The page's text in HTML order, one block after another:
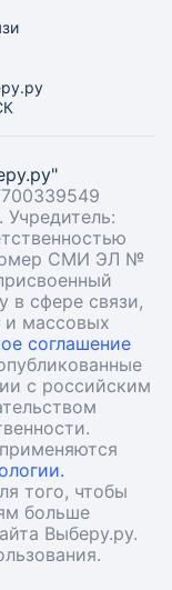
СМИ ЭЛ №
в сфере связи,
и массовых
соглашение
с российским
того, чтобы
больше
Выберу.ру.